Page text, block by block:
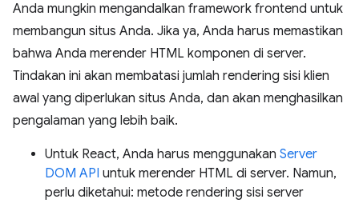
Anda mungkin mengandalkan framework frontend untuk
membangun situs Anda. Jika ya, Anda harus memastikan
bahwa Anda merender HTML komponen di server.
Tindakan ini akan membatasi jumlah rendering sisi klien
awal yang diperlukan situs Anda, dan akan menghasilkan
pengalaman yang lebih baik.
Untuk React, Anda harus menggunakan Server
DOM API untuk merender HTML di server. Namun,
perlu diketahui: metode rendering sisi server